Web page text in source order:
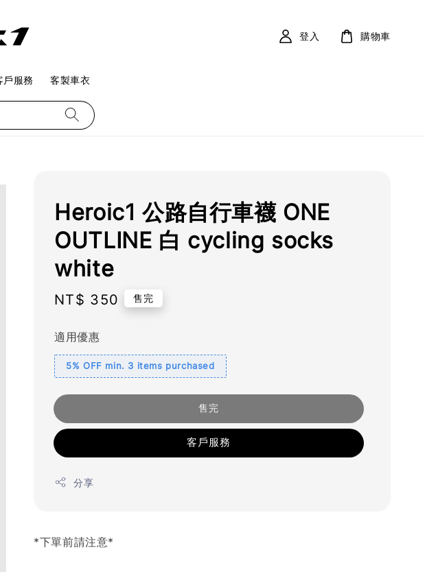
戶服務 客製車衣
登入 購物車
Heroic1 公路自行車襪 ONE
OUTLINE 白 cycling socks
white
Regular
NT$ 350 售完
適用優惠
5% OFF min. 3 items purchased
售完
客戶服務
分享
*下單前請注意*